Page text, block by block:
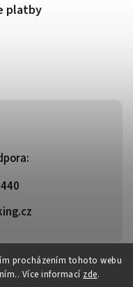
procházením tohoto webu
Více informací zde.
platby
práva vyhrazena.